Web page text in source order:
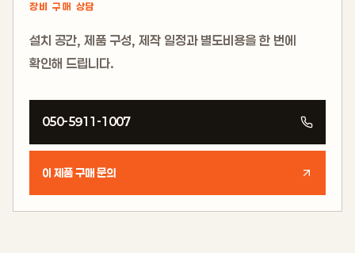
장비 구매 상담
설치 공간, 제품 구성, 제작 일정과 별도비용을 한 번에
확인해 드립니다.
050-5911-1007
이 제품 구매 문의